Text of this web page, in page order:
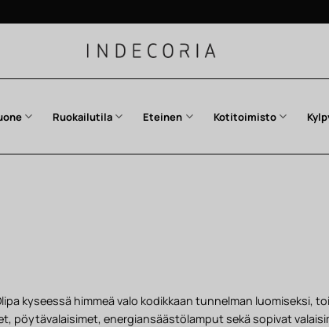
Ruokailutila Eteinen Kotitoimisto
kyseessä himmeä valo kodikkaan tunnelman
pöytävalaisimet, energiansäästölamput sekä sopivat